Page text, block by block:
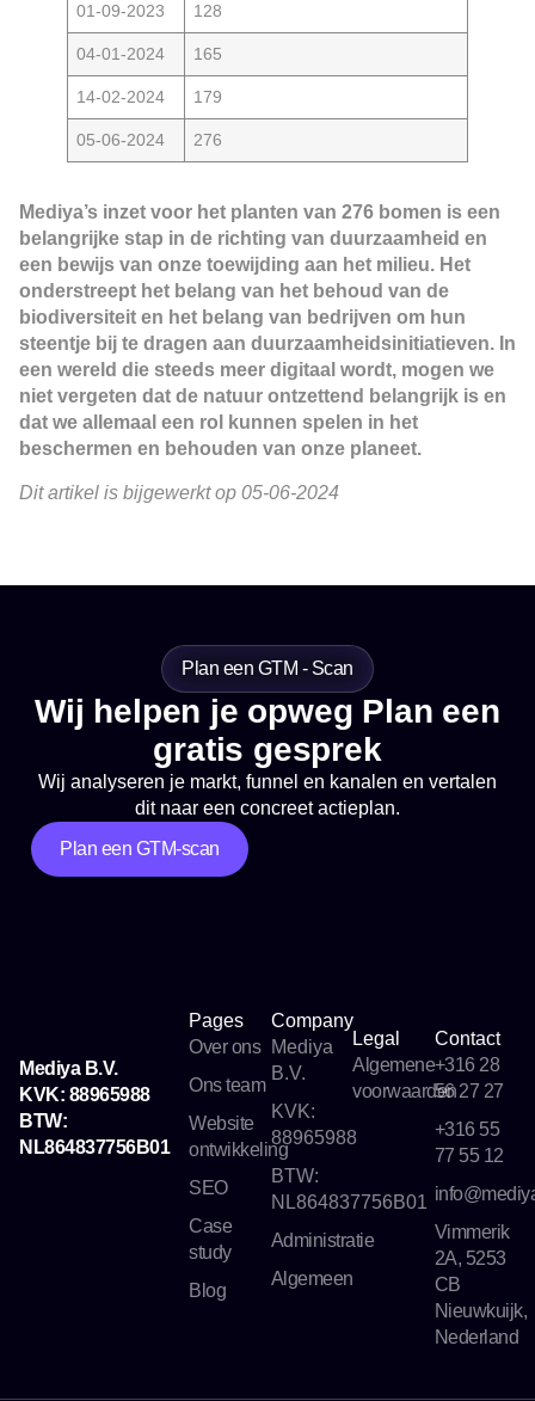
01-09-2023 128
04-01-2024 165
14-02-2024 179
05-06-2024 276
Mediya’s inzet voor het planten van 276 bomen is een
belangrijke stap in de richting van duurzaamheid en
een bewijs van onze toewijding aan het milieu. Het
onderstreept het belang van het behoud van de
biodiversiteit en het belang van bedrijven om hun
steentje bij te dragen aan duurzaamheidsinitiatieven. In
een wereld die steeds meer digitaal wordt, mogen we
niet vergeten dat de natuur ontzettend belangrijk is en
dat we allemaal een rol kunnen spelen in het
beschermen en behouden van onze planeet.
Dit artikel is bijgewerkt op 05-06-2024
Plan een GTM - Scan
Wij helpen je opweg Plan een
gratis gesprek
Wij analyseren je markt, funnel en kanalen en vertalen
dit naar een concreet actieplan.
Plan een GTM-scan
Mediya B.V.
KVK: 88965988
BTW:
NL864837756B01
Pages
Over ons
Ons team
Website
ontwikkeling
SEO
Case
study
Blog
Company
Mediya
B.V.
KVK:
88965988
BTW:
NL864837756B01
Administratie
Algemeen
Legal
Algemene
voorwaarden
Contact
+316 28
56 27 27
+316 55
77 55 12
Vimmerik
2A, 5253
CB
Nieuwkuijk,
Nederland